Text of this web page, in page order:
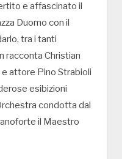
e affascinato il
Duomo con il
tra i tanti
racconta Christian
e attore Pino Strabioli
esibizioni
condotta dal
il Maestro